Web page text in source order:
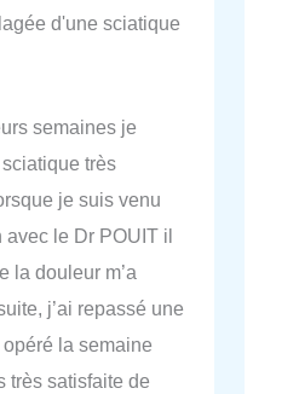
d'une sciatique
semaines je
très
je suis venu
le Dr POUIT il
la douleur m’a
j’ai repassé une
opéré la semaine
très satisfaite de